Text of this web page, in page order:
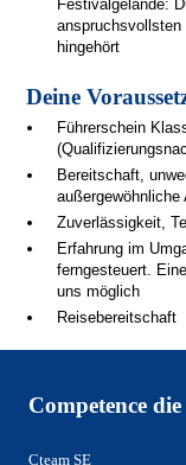
Festivalgelände:
anspruchsvollsten
hingehört
Deine
Führerschein
Bereitschaft,
außergewöhnliche
Zuverlässigkeit,
Erfahrung im
ferngesteuert.
uns möglich
Reisebereitschaft
Competence
Cteam SE